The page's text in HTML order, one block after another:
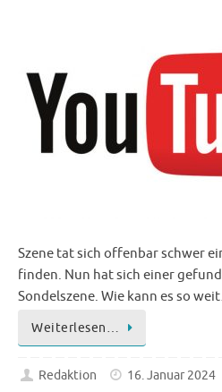
Szene tat sich offenbar schwer
finden. Nun hat sich einer
Sondelszene. Wie kann es so
Weiterlesen…
Redaktion 16. Januar 2024